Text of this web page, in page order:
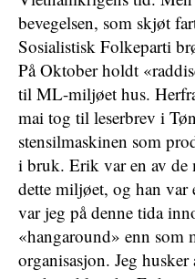
bevegelsen, som skjøt
Sosialistisk Folkeparti
På Oktober holdt
til ML-miljøet hus.
mai tog til leserbrev i
stensilmaskinen som
i bruk. Erik var en av de
dette miljøet, og han
var jeg på denne tida
«hangaround» enn som
organisasjon. Jeg